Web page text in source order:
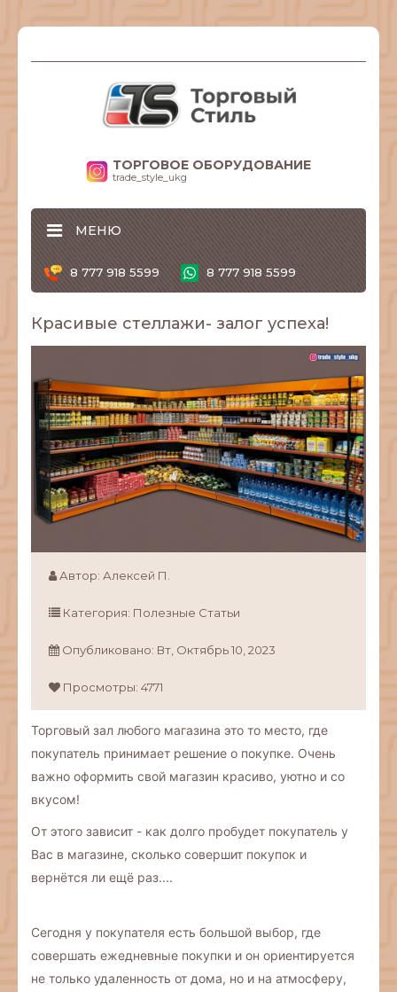
ТОРГОВОЕ ОБОРУДОВАНИЕ
trade_style_ukg
МЕНЮ
8 777 918 5599 8 777 918 5599
Красивые стеллажи- залог успеха!
Автор: Алексей П.
Категория: Полезные Статьи
Опубликовано: Вт, Октябрь10,2023
Просмотры: 4771
Торговый зал любого магазина это то место, где
покупатель принимает решение о покупке. Очень
важно оформить свой магазин красиво, уютно и со
вкусом!
От этого зависит - как долго пробудет покупатель у
Вас в магазине, сколько совершит покупок и
вернётся ли ещё раз....
Сегодня у покупателя есть большой выбор, где
совершать ежедневные покупки и он ориентируется
не только удаленность от дома, но и на атмосферу,